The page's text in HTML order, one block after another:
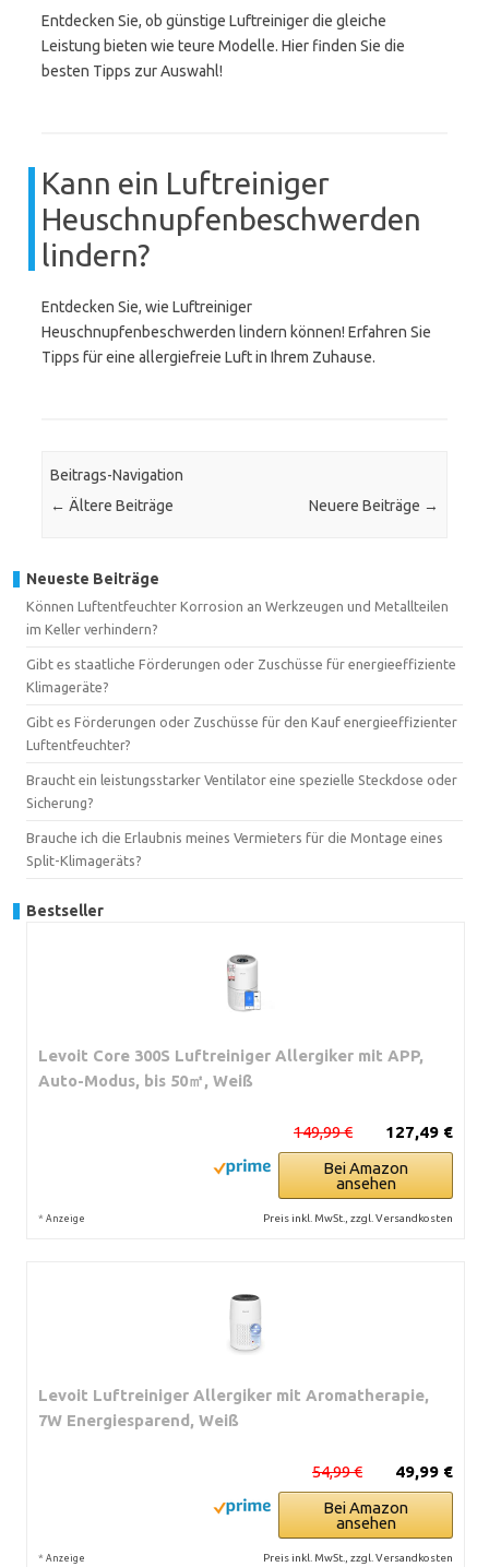
Entdecken Sie, ob günstige Luftreiniger die gleiche
Leistung bieten wie teure Modelle. Hier finden Sie die
besten Tipps zur Auswahl!
Kann ein Luftreiniger
Heuschnupfenbeschwerden
lindern?
Entdecken Sie, wie Luftreiniger
Heuschnupfenbeschwerden lindern können! Erfahren Sie
Tipps für eine allergiefreie Luft in Ihrem Zuhause.
Beitrags-Navigation
← Ältere Beiträge Neuere Beiträge →
Neueste Beiträge
Können Luftentfeuchter Korrosion an Werkzeugen und Metallteilen
im Keller verhindern?
Gibt es staatliche Förderungen oder Zuschüsse für energieeffiziente
Klimageräte?
Gibt es Förderungen oder Zuschüsse für den Kauf energieeffizienter
Luftentfeuchter?
Braucht ein leistungsstarker Ventilator eine spezielle Steckdose oder
Sicherung?
Brauche ich die Erlaubnis meines Vermieters für die Montage eines
Split-Klimageräts?
Bestseller
Levoit Core 300S Luftreiniger Allergiker mit APP,
Auto-Modus, bis 50㎡, Weiß
127,49 €
149,99 €
Bei Amazon
ansehen
* Anzeige Preis inkl. MwSt., zzgl. Versandkosten
Levoit Luftreiniger Allergiker mit Aromatherapie,
7W Energiesparend, Weiß
49,99 €
54,99 €
Bei Amazon
ansehen
* Anzeige Preis inkl. MwSt., zzgl. Versandkosten